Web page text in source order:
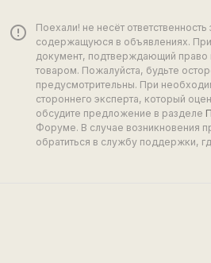
error_outline
Поехали! не несёт
содержащуюся в объявлениях.
документ, подтверждающий право
товаром. Пожалуйста, будьте
предусмотрительны. При
стороннего эксперта, который
обсудите предложение в разделе
Форуме. В случае возникновения
обратиться в службу поддержки,